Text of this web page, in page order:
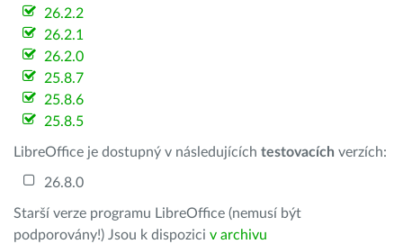
26.2.2
26.2.1
26.2.0
25.8.7
25.8.6
25.8.5
LibreOffice je dostupný v následujících testovacích verzích:
26.8.0
Starší verze programu LibreOffice (nemusí být
podporovány!) Jsou k dispozici v archivu